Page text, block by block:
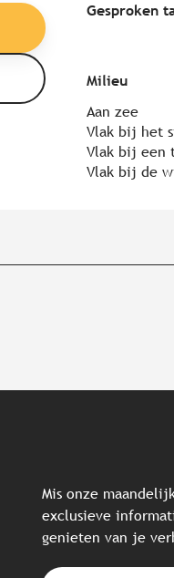
Gesproken
Gesproken
Milieu
Milieu
Aan zee
Vlak bij het
Vlak bij een
Vlak bij de
Mis onze
exclusieve
genieten van je